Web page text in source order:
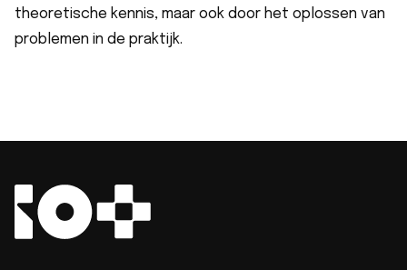
theoretische kennis, maar ook door het oplossen van
problemen in de praktijk.